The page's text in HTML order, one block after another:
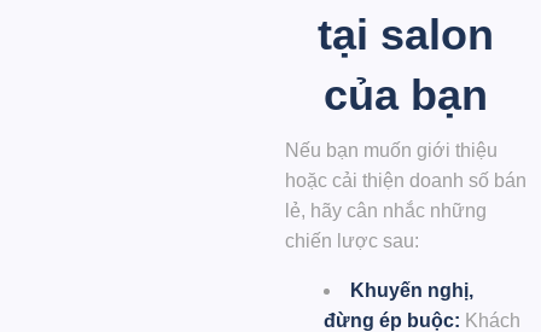
tại salon
của bạn
Nếu bạn muốn giới thiệu
hoặc cải thiện doanh số bán
lẻ, hãy cân nhắc những
chiến lược sau:
Khuyến nghị,
đừng ép buộc: Khách